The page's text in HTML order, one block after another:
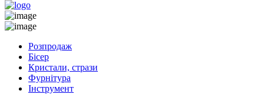
Розпродаж
Бісер
Кристали, стрази
Фурнітура
Інструмент